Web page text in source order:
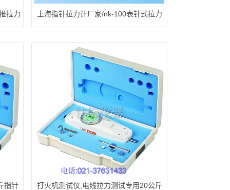
拉力
上海指针拉力计厂家/nk-100表针式拉力
指针
打火机测试仪,电线拉力测试专用20公斤